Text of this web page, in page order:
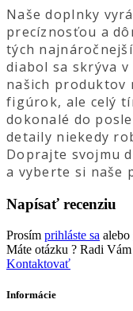
Naše doplnky
precíznosťou a
tých
diabol sa skrýva
našich produktov
figúrok, ale celý
dokonalé do
detaily niekedy
Doprajte svojmu
a vyberte si naše
Napísať recenziu
Prosím prihláste sa alebo
Máte otázku ? Radi Vám
Kontaktovať
Informácie